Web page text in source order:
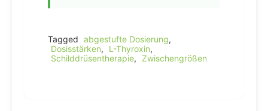
Tagged abgestufte Dosierung,
Dosisstärken, L-Thyroxin,
Schilddrüsentherapie, Zwischengrößen